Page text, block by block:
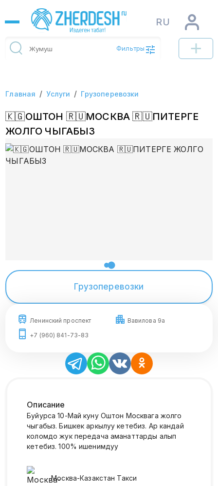
RU
Фильтры
Главная / Услуги / Грузоперевозки
🇰🇬ОШТОН 🇷🇺МОСКВА 🇷🇺ПИТЕРГЕ
ЖОЛГО ЧЫГАБЫЗ
Грузоперевозки
Ленинский проспект
Вавилова 9а
+7 (960) 841-73-83
Описание
Буйурса 10-Май куну Оштон Москвага жолго
чыгабыз. Бишкек аркылуу кетебиз. Ар кандай
коломдо жук передача аманаттарды алып
кетебиз. 100% ишенимдуу
Москва-Казакстан Такси